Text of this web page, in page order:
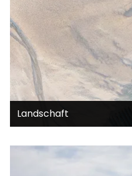
Landschaft